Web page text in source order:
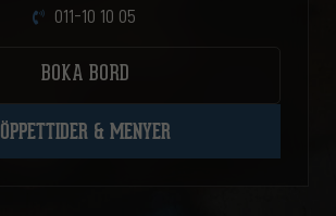
011-10 10 05
BOKA BORD
ÖPPETTIDER & MENYER